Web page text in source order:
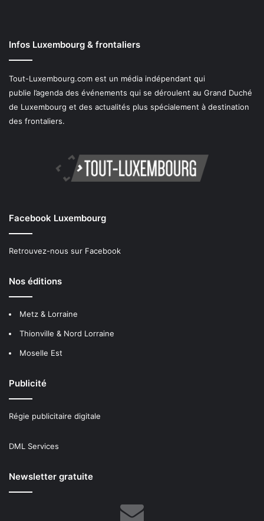
Infos Luxembourg & frontaliers
Tout-Luxembourg.com est un média indépendant qui
publie l’agenda des événements qui se déroulent au Grand Duché
de Luxembourg et des actualités plus spécialement à destination
des frontaliers.
Facebook Luxembourg
Retrouvez-nous sur Facebook
Nos éditions
Metz & Lorraine
Thionville & Nord Lorraine
Moselle Est
Publicité
Régie publicitaire digitale
DML Services
Newsletter gratuite